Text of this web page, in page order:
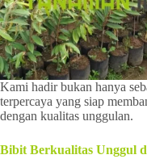
Kami hadir bukan hanya
terpercaya yang siap
dengan kualitas unggulan.
Bibit Berkualitas Unggul